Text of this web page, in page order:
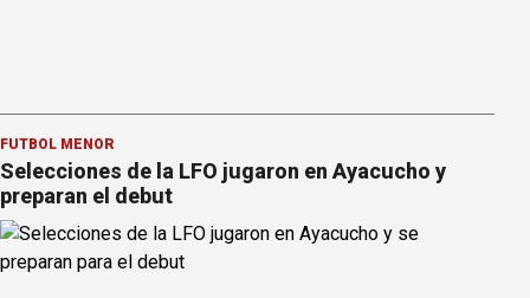
FÚTBOL MENOR
Selecciones de la LFO jugaron en Ayacucho y
preparan el debut